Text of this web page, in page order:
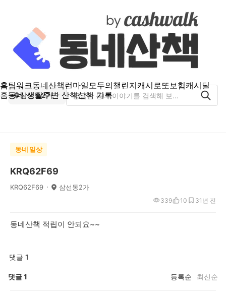
홈팀워크동네산책 런마일모두의챌린지캐시로또보험캐시딜
홈동네 생활주변 산책산책 기록
삼선동2가
동네 일상
KRQ62F69
KRQ62F69 삼선동2가
1년 전
339 10 3
동네산책 적립이 안되요~~
댓글 1
댓글1 등록순 최신순